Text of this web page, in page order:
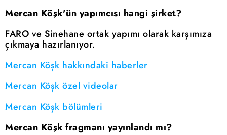
Mercan Köşk'ün yapımcısı hangi şirket?
FARO ve Sinehane ortak yapımı olarak karşımıza
çıkmaya hazırlanıyor.
Mercan Köşk hakkındaki haberler
Mercan Köşk özel videolar
Mercan Köşk bölümleri
Mercan Köşk fragmanı yayınlandı mı?